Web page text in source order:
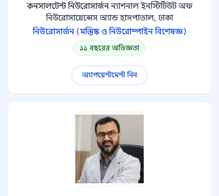
কনসালটেন্ট নিউরোসার্জন ন্যাশনাল ইনস্টিটিউট অফ
নিউরোসায়েন্সেস অ্যান্ড হাসপাতাল, ঢাকা
নিউরোসার্জন (মস্তিষ্ক ও নিউরোস্পাইন বিশেষজ্ঞ)
১১ বছরের অভিজ্ঞতা
অ্যাপয়েন্টমেন্ট নিন